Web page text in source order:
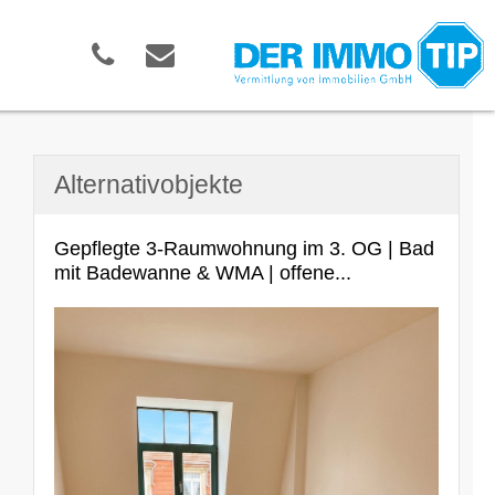
Alternativobjekte
Gepflegte 3-Raumwohnung im 3. OG | Bad
mit Badewanne & WMA | offene...